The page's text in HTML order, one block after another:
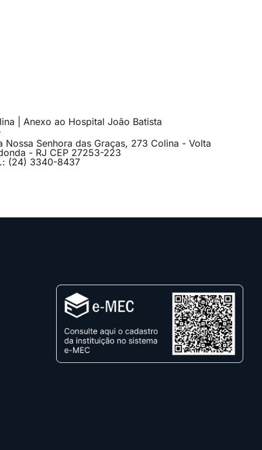
| Anexo ao Hospital João Batista
Nossa Senhora das Graças, 273 Colina - Volta
- RJ CEP 27253-223
(24) 3340-8437